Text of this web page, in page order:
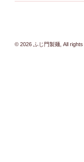
© 2026 ふじ門製麺, All